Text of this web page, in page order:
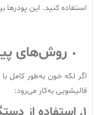
استفاده کنید. این پودرها
روش‌های
اگر لکه خون به‌طور کامل
قالیشویی به‌کار می‌رود: